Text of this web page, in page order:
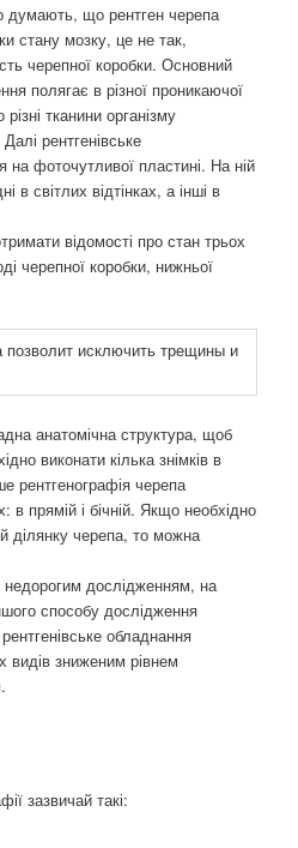
думають, що рентген черепа
стану мозку, це не так,
черепної коробки. Основний
полягає в різної проникаючої
тканини організму
рентгенівське
на фоточутливої ​​пластині. На ній
в світлих відтінках, а інші в
відомості про стан трьох
черепної коробки, нижньої
анатомічна структура, щоб
виконати кілька знімків в
рентгенографія черепа
в прямій і бічній. Якщо необхідно
ділянку черепа, то можна
недорогим дослідженням, на
способу дослідження
обладнання
видів зниженим рівнем
зазвичай такі: